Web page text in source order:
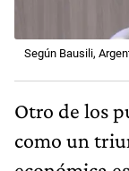
Según Bausili,
Otro de los
como un